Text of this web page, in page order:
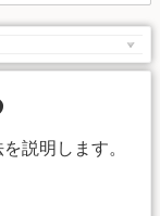
説明します。